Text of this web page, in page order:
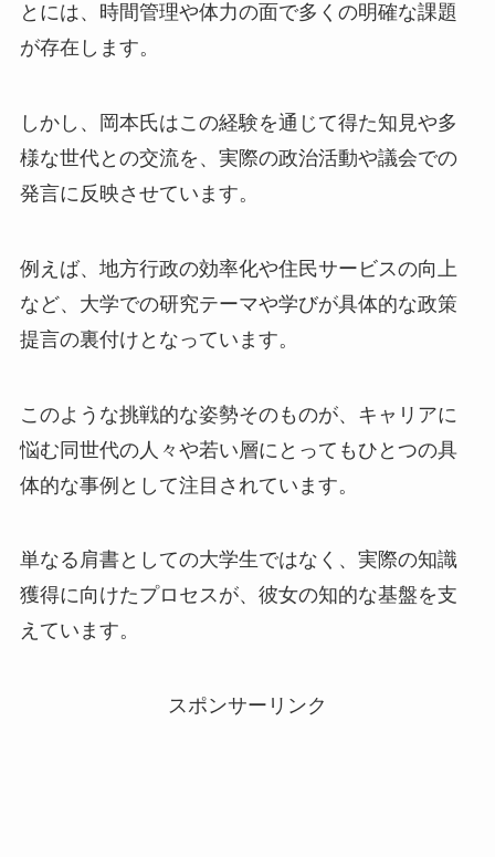
とには、時間管理や体力の面で多くの明確な課題
が存在します。
しかし、岡本氏はこの経験を通じて得た知見や多
様な世代との交流を、実際の政治活動や議会での
発言に反映させています。
例えば、地方行政の効率化や住民サービスの向上
など、大学での研究テーマや学びが具体的な政策
提言の裏付けとなっています。
このような挑戦的な姿勢そのものが、キャリアに
悩む同世代の人々や若い層にとってもひとつの具
体的な事例として注目されています。
単なる肩書としての大学生ではなく、実際の知識
獲得に向けたプロセスが、彼女の知的な基盤を支
えています。
スポンサーリンク